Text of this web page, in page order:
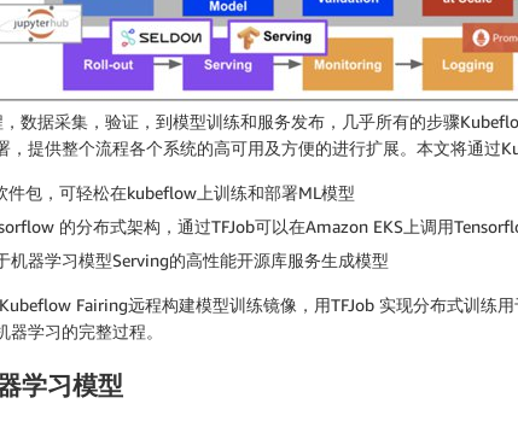
数据采集，验证，到模型训练和服务发布，几乎所有的步骤
提供整个流程各个系统的高可用及方便的进行扩展。本文将通过
包，可轻松在kubeflow上训练和部署ML模型
的分布式架构，通过TFJob可以在Amazon EKS上调用
机器学习模型Serving的高性能开源库服务生成模型
Fairing远程构建模型训练镜像，用TFJob 实现分布式训练
学习的完整过程。
学习模型